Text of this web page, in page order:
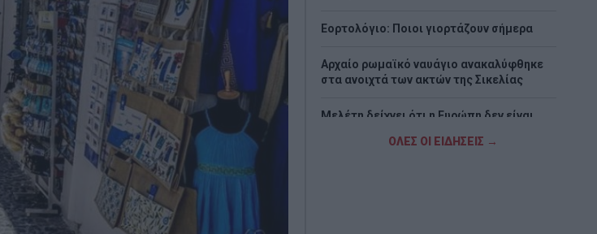
Εορτολόγιο: Ποιοι γιορτάζουν σήμερα
Αρχαίο ρωμαϊκό ναυάγιο ανακαλύφθηκε
στα ανοιχτά των ακτών της Σικελίας
Μελέτη δείχνει ότι η Ευρώπη δεν είναι
ΟΛΕΣ ΟΙ ΕΙΔΗΣΕΙΣ →